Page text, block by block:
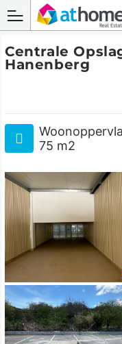
Centrale
Hanenberg
75 m2